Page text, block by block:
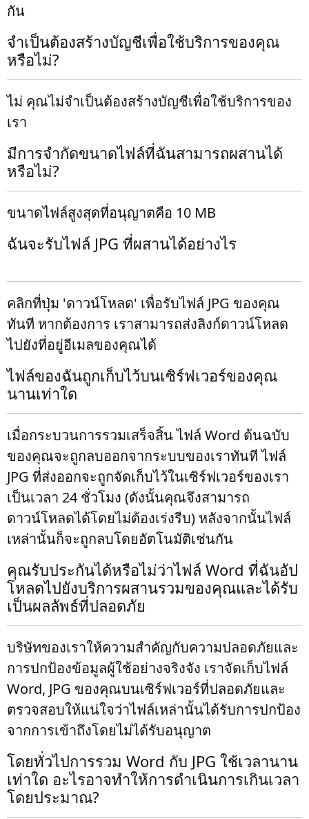
กัน
จำเป็นต้องสร้างบัญชีเพื่อใช้บริการของคุณ
หรือไม่?
ไม่ คุณไม่จำเป็นต้องสร้างบัญชีเพื่อใช้บริการของ
เรา
มีการจำกัดขนาดไฟล์ที่ฉันสามารถผสานได้
หรือไม่?
ขนาดไฟล์สูงสุดที่อนุญาตคือ 10 MB
ฉันจะรับไฟล์ JPG ที่ผสานได้อย่างไร
คลิกที่ปุ่ม 'ดาวน์โหลด' เพื่อรับไฟล์ JPG ของคุณ
ทันที หากต้องการ เราสามารถส่งลิงก์ดาวน์โหลด
ไปยังที่อยู่อีเมลของคุณได้
ไฟล์ของฉันถูกเก็บไว้บนเซิร์ฟเวอร์ของคุณ
นานเท่าใด
เมื่อกระบวนการรวมเสร็จสิ้น ไฟล์ Word ต้นฉบับ
ของคุณจะถูกลบออกจากระบบของเราทันที ไฟล์
JPG ที่ส่งออกจะถูกจัดเก็บไว้ในเซิร์ฟเวอร์ของเรา
เป็นเวลา 24 ชั่วโมง (ดังนั้นคุณจึงสามารถ
ดาวน์โหลดได้โดยไม่ต้องเร่งรีบ) หลังจากนั้นไฟล์
เหล่านั้นก็จะถูกลบโดยอัตโนมัติเช่นกัน
คุณรับประกันได้หรือไม่ว่าไฟล์ Word ที่ฉันอัป
โหลดไปยังบริการผสานรวมของคุณและได้รับ
เป็นผลลัพธ์ที่ปลอดภัย
บริษัทของเราให้ความสำคัญกับความปลอดภัยและ
การปกป้องข้อมูลผู้ใช้อย่างจริงจัง เราจัดเก็บไฟล์
Word, JPG ของคุณบนเซิร์ฟเวอร์ที่ปลอดภัยและ
ตรวจสอบให้แน่ใจว่าไฟล์เหล่านั้นได้รับการปกป้อง
จากการเข้าถึงโดยไม่ได้รับอนุญาต
โดยทั่วไปการรวม Word กับ JPG ใช้เวลานาน
เท่าใด อะไรอาจทำให้การดำเนินการเกินเวลา
โดยประมาณ?